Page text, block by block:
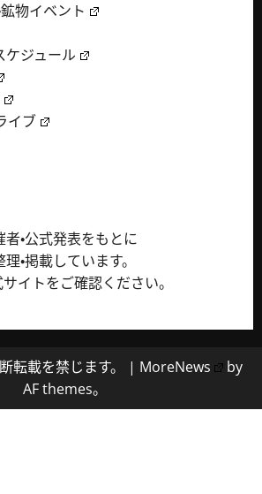
鉱物イベント
ケジュール
イブ
・公式発表をもとに
・掲載しています。
イトをご確認ください。
転載を禁じます。 | MoreNews
by
AF themes。